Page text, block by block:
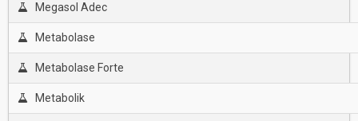
Megasol Adec
Metabolase
Metabolase Forte
Metabolik